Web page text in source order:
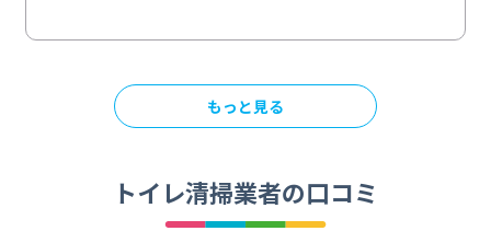
もっと見る
トイレ清掃業者の口コミ